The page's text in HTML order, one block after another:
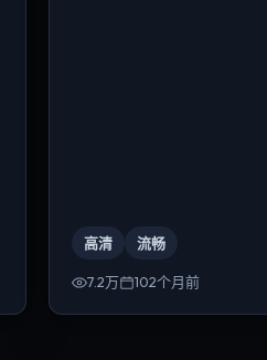
高清 流畅
7.2万 102个月前